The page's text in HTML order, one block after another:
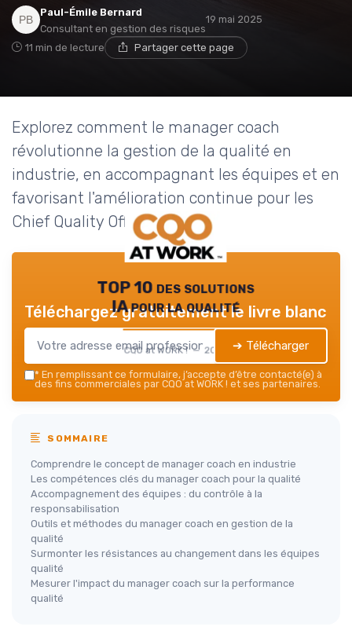
Paul-Émile Bernard
Consultant en gestion des risques
19 mai 2025
11 min de lecture Partager cette page
Explorez comment le manager coach
révolutionne la gestion de la qualité en
industrie, en accompagnant les équipes et en
favorisant l'amélioration continue pour les
Chief Quality Officers.
TOP 10 des solutions
IA pour la qualité
CQO at WORK ! — 2026
Téléchargez gratuitement le livre blanc
➔ Télécharger
* En remplissant ce formulaire, j’accepte d’être contacté(e) à
des fins commerciales par CQO at WORK ! et ses partenaires.
SOMMAIRE
Comprendre le concept de manager coach en industrie
Les compétences clés du manager coach pour la qualité
Accompagnement des équipes : du contrôle à la
responsabilisation
Outils et méthodes du manager coach en gestion de la
qualité
Surmonter les résistances au changement dans les équipes
qualité
Mesurer l'impact du manager coach sur la performance
qualité